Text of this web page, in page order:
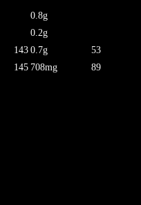
0.8g
0.2g
143 0.7g
53
145 708mg 89